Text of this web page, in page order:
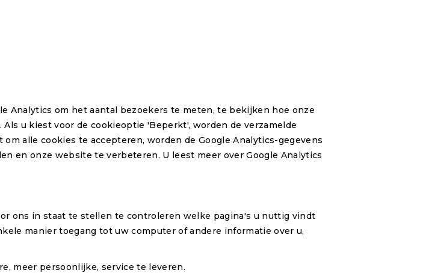
Analytics om het aantal bezoekers te meten, te bekijken hoe onze
u kiest voor de cookieoptie 'Beperkt', worden de verzamelde
alle cookies te accepteren, worden de Google Analytics-gegevens
en onze website te verbeteren. U leest meer over Google Analytics
ons in staat te stellen te controleren welke pagina's u nuttig vindt
manier toegang tot uw computer of andere informatie over u,
meer persoonlijke, service te leveren.